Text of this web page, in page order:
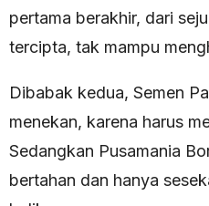
pertama berakhir, dari
tercipta, tak mampu
Dibabak kedua, Semen
menekan, karena harus
Sedangkan Pusamania
bertahan dan hanya